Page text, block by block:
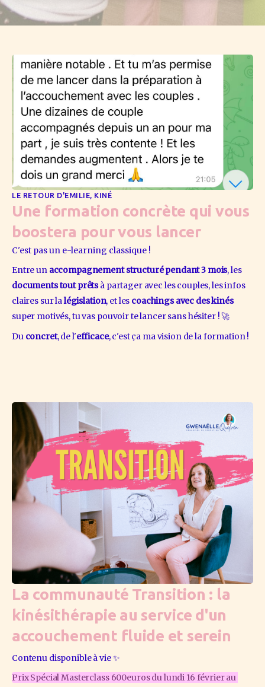
LE RETOUR D'EMILIE, KINÉ
Une formation concrète qui vous
boostera pour vous lancer
C'est pas un e-learning classique !
Entre un accompagnement structuré pendant 3 mois
, les
documents tout prêts à partager avec les couples, les infos
claires sur la législation, et les coachings avec des kinés
super motivés, tu vas pouvoir te lancer sans hésiter ! 🚀
Du concret, de l'efficace, c'est ça ma vision de la formation !
La communauté Transition : la
kinésithérapie au service d'un
accouchement fluide et serein
Contenu disponible à vie ✨
Prix Spécial Masterclass 600euros du lundi 16 février au